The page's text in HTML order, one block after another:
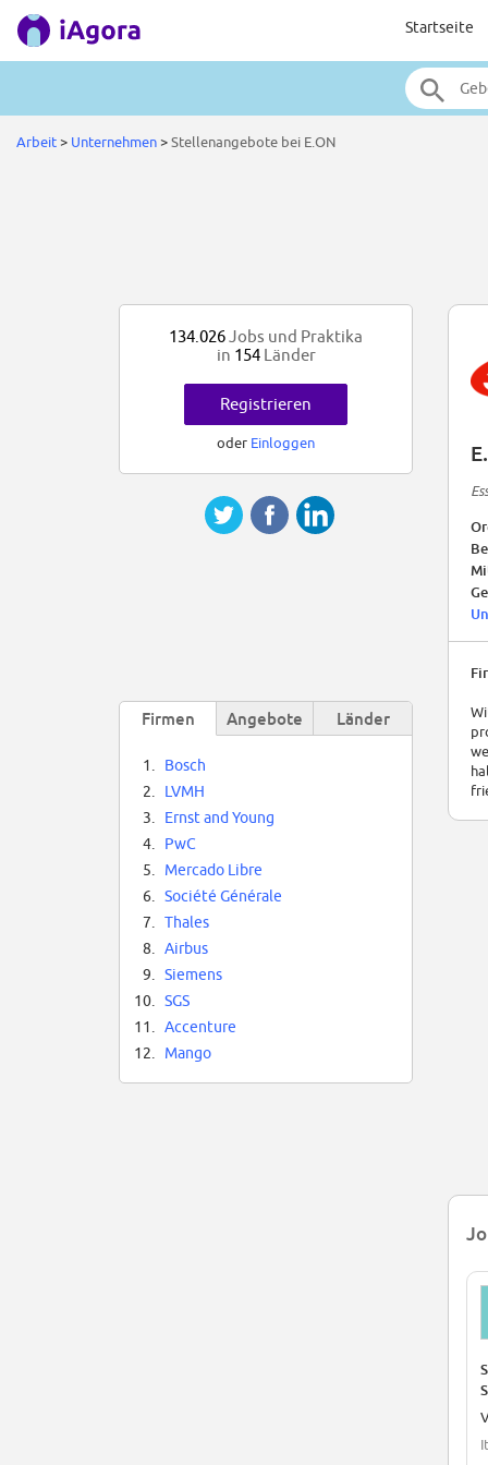
Startseite
Arbeit> Unternehmen>Stellenangebote bei E.ON
134.026Jobs und Praktika
in 154Länder
Registrieren
oder Einloggen
Firmen Angebote Länder
1.
Bosch
2.
LVMH
3.
Ernst and Young
4.
PwC
5.
Mercado Libre
6.
Société Générale
7.
Thales
8.
Airbus
9.
Siemens
10.
SGS
11.
Accenture
12.
Mango